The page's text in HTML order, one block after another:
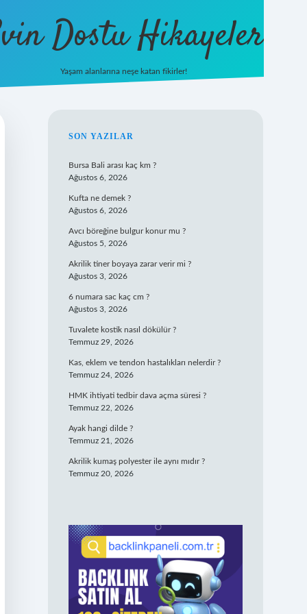
Dostu Hikayeler
Yaşam alanlarına neşe katan fikirler!
SIDEBAR
SON YAZILAR
Bursa Bali arası kaç km ?
Ağustos 6, 2026
Kufta ne demek ?
Ağustos 6, 2026
Avcı böreğine bulgur konur mu ?
Ağustos 5, 2026
Akrilik tiner boyaya zarar verir mi ?
Ağustos 3, 2026
6 numara sac kaç cm ?
Ağustos 3, 2026
Tuvalete kostik nasıl dökülür ?
Temmuz 29, 2026
Kas, eklem ve tendon hastalıkları nelerdir ?
Temmuz 24, 2026
HMK ihtiyati tedbir dava açma süresi ?
Temmuz 22, 2026
Ayak hangi dilde ?
Temmuz 21, 2026
Akrilik kumaş polyester ile aynı mıdır ?
Temmuz 20, 2026